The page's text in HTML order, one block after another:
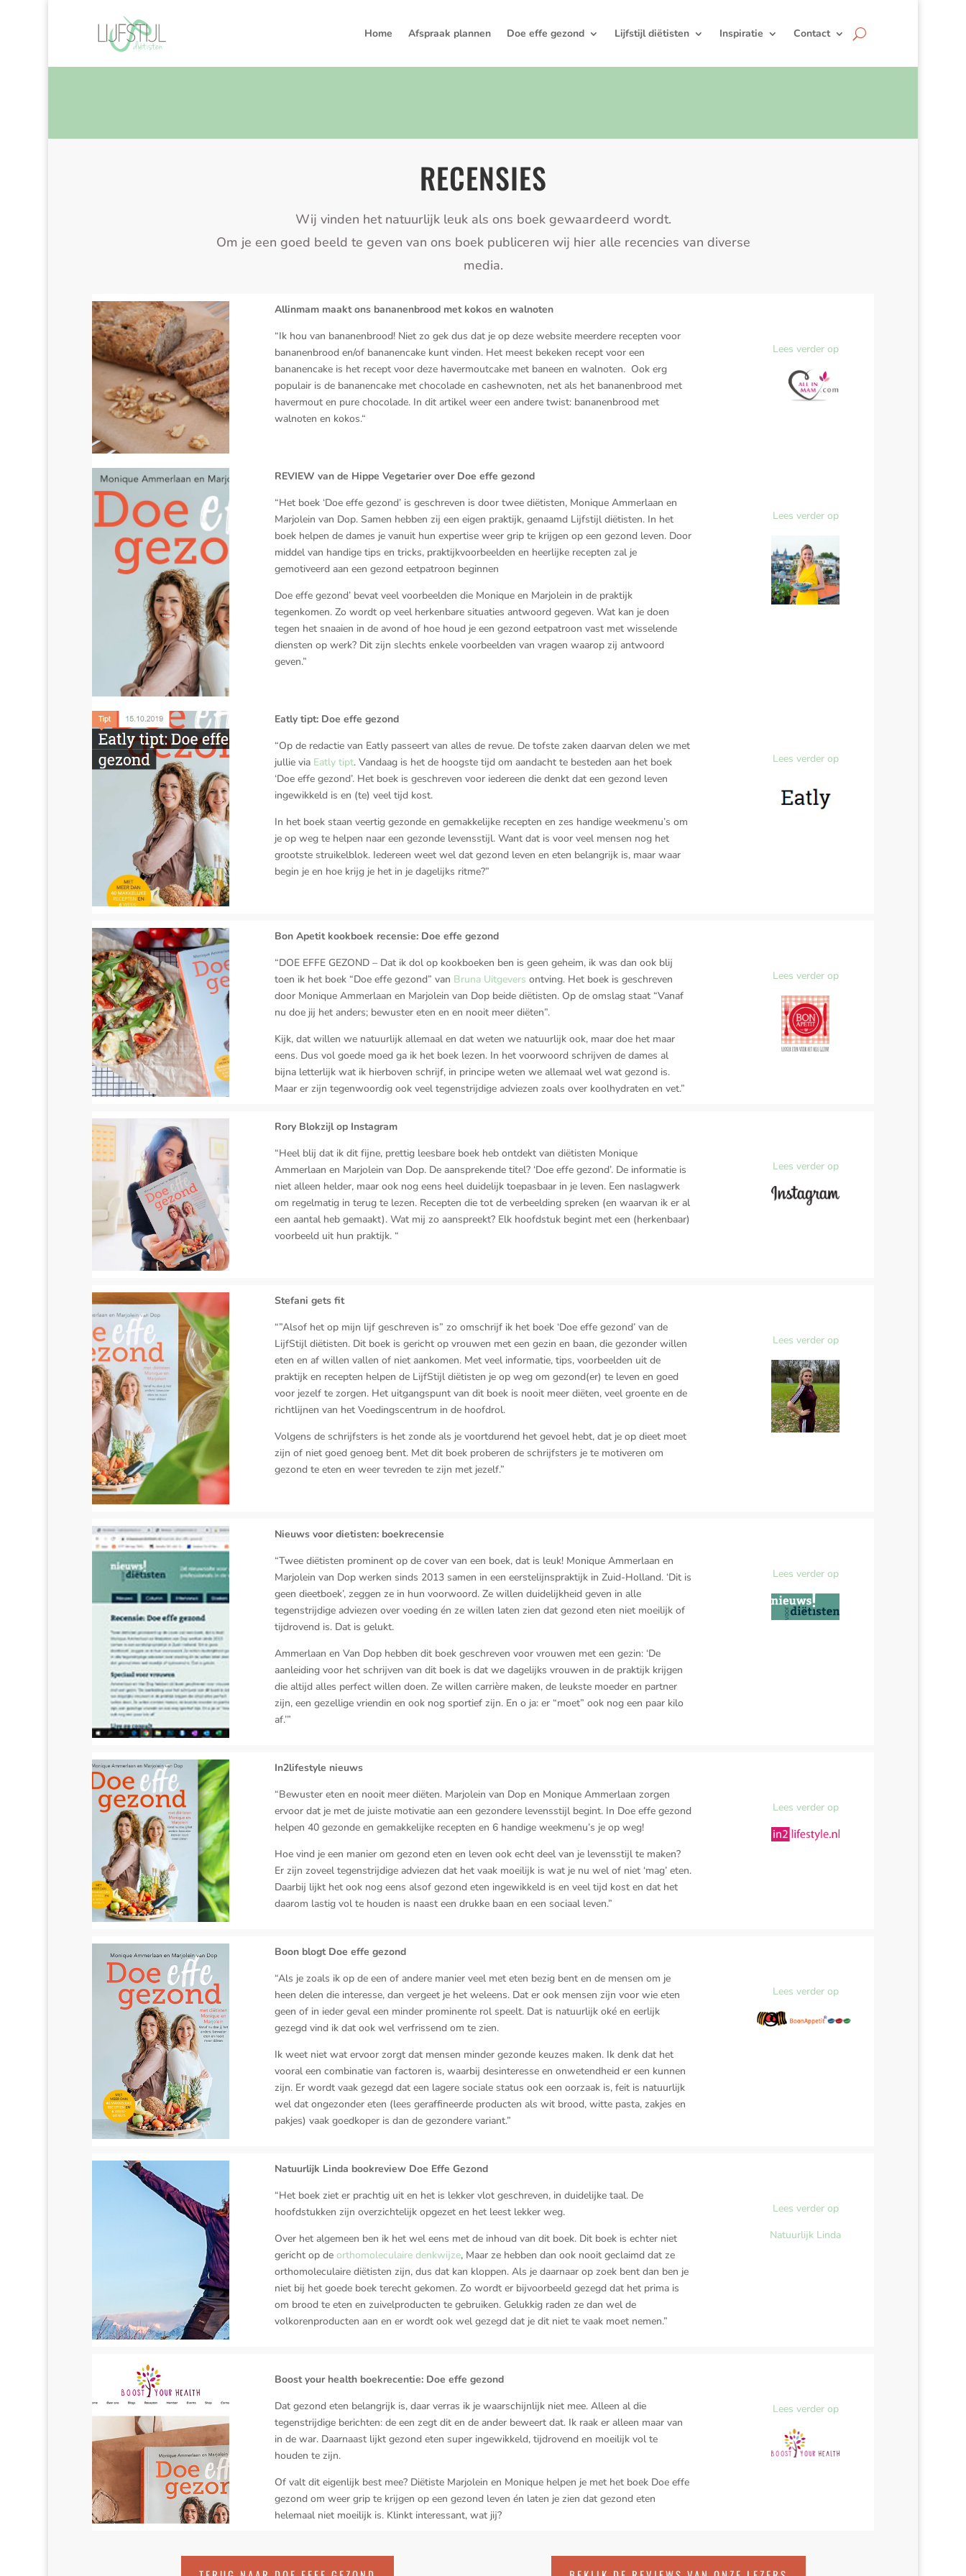
Home Afspraak plannen Doe effe gezond Lijfstijl diëtisten Inspiratie Contact
RECENSIES
Wij vinden het natuurlijk leuk als ons boek gewaardeerd wordt.
Om je een goed beeld te geven van ons boek publiceren wij hier alle recencies van diverse
media.
Allinmam maakt ons bananenbrood met kokos en walnoten
“Ik hou van bananenbrood! Niet zo gek dus dat je op deze website meerdere recepten voor
bananenbrood en/of bananencake kunt vinden. Het meest bekeken recept voor een
bananencake is het recept voor deze havermoutcake met baneen en walnoten. Ook erg
populair is de bananencake met chocolade en cashewnoten, net als het bananenbrood met
havermout en pure chocolade. In dit artikel weer een andere twist: bananenbrood met
walnoten en kokos.“
Lees verder op
REVIEW van de Hippe Vegetarier over Doe effe gezond
“Het boek ‘Doe effe gezond’ is geschreven is door twee diëtisten, Monique Ammerlaan en
Marjolein van Dop. Samen hebben zij een eigen praktijk, genaamd Lijfstijl diëtisten. In het
boek helpen de dames je vanuit hun expertise weer grip te krijgen op een gezond leven. Door
middel van handige tips en tricks, praktijkvoorbeelden en heerlijke recepten zal je
gemotiveerd aan een gezond eetpatroon beginnen
Doe effe gezond’ bevat veel voorbeelden die Monique en Marjolein in de praktijk
tegenkomen. Zo wordt op veel herkenbare situaties antwoord gegeven. Wat kan je doen
tegen het snaaien in de avond of hoe houd je een gezond eetpatroon vast met wisselende
diensten op werk? Dit zijn slechts enkele voorbeelden van vragen waarop zij antwoord
geven.”
Lees verder op
Eatly tipt: Doe effe gezond
“Op de redactie van Eatly passeert van alles de revue. De tofste zaken daarvan delen we met
jullie via Eatly tipt. Vandaag is het de hoogste tijd om aandacht te besteden aan het boek
‘Doe effe gezond’. Het boek is geschreven voor iedereen die denkt dat een gezond leven
ingewikkeld is en (te) veel tijd kost.
In het boek staan veertig gezonde en gemakkelijke recepten en zes handige weekmenu’s om
je op weg te helpen naar een gezonde levensstijl. Want dat is voor veel mensen nog het
grootste struikelblok. Iedereen weet wel dat gezond leven en eten belangrijk is, maar waar
begin je en hoe krijg je het in je dagelijks ritme?”
Lees verder op
Bon Apetit kookboek recensie: Doe effe gezond
“DOE EFFE GEZOND – Dat ik dol op kookboeken ben is geen geheim, ik was dan ook blij
toen ik het boek “Doe effe gezond” van Bruna Uitgevers ontving. Het boek is geschreven
door Monique Ammerlaan en Marjolein van Dop beide diëtisten. Op de omslag staat “Vanaf
nu doe jij het anders; bewuster eten en en nooit meer diëten”.
Kijk, dat willen we natuurlijk allemaal en dat weten we natuurlijk ook, maar doe het maar
eens. Dus vol goede moed ga ik het boek lezen. In het voorwoord schrijven de dames al
bijna letterlijk wat ik hierboven schrijf, in principe weten we allemaal wel wat gezond is.
Maar er zijn tegenwoordig ook veel tegenstrijdige adviezen zoals over koolhydraten en vet.”
Lees verder op
Rory Blokzijl op Instagram
“Heel blij dat ik dit fijne, prettig leesbare boek heb ontdekt van diëtisten Monique
Ammerlaan en Marjolein van Dop. De aansprekende titel? ‘Doe effe gezond’. De informatie is
niet alleen helder, maar ook nog eens heel duidelijk toepasbaar in je leven. Een naslagwerk
om regelmatig in terug te lezen. Recepten die tot de verbeelding spreken (en waarvan ik er al
een aantal heb gemaakt). Wat mij zo aanspreekt? Elk hoofdstuk begint met een (herkenbaar)
voorbeeld uit hun praktijk. “
Lees verder op
Stefani gets fit
“”Alsof het op mijn lijf geschreven is” zo omschrijf ik het boek ‘Doe effe gezond’ van de
LijfStijl diëtisten. Dit boek is gericht op vrouwen met een gezin en baan, die gezonder willen
eten en af willen vallen of niet aankomen. Met veel informatie, tips, voorbeelden uit de
praktijk en recepten helpen de LijfStijl diëtisten je op weg om gezond(er) te leven en goed
voor jezelf te zorgen. Het uitgangspunt van dit boek is nooit meer diëten, veel groente en de
richtlijnen van het Voedingscentrum in de hoofdrol.
Volgens de schrijfsters is het zonde als je voortdurend het gevoel hebt, dat je op dieet moet
zijn of niet goed genoeg bent. Met dit boek proberen de schrijfsters je te motiveren om
gezond te eten en weer tevreden te zijn met jezelf.”
Lees verder op
Nieuws voor dietisten: boekrecensie
“Twee diëtisten prominent op de cover van een boek, dat is leuk! Monique Ammerlaan en
Marjolein van Dop werken sinds 2013 samen in een eerstelijnspraktijk in Zuid-Holland. ‘Dit is
geen dieetboek’, zeggen ze in hun voorwoord. Ze willen duidelijkheid geven in alle
tegenstrijdige adviezen over voeding én ze willen laten zien dat gezond eten niet moeilijk of
tijdrovend is. Dat is gelukt.
Ammerlaan en Van Dop hebben dit boek geschreven voor vrouwen met een gezin: ‘De
aanleiding voor het schrijven van dit boek is dat we dagelijks vrouwen in de praktijk krijgen
die altijd alles perfect willen doen. Ze willen carrière maken, de leukste moeder en partner
zijn, een gezellige vriendin en ook nog sportief zijn. En o ja: er “moet” ook nog een paar kilo
af.’”
Lees verder op
In2lifestyle nieuws
“Bewuster eten en nooit meer diëten. Marjolein van Dop en Monique Ammerlaan zorgen
ervoor dat je met de juiste motivatie aan een gezondere levensstijl begint. In Doe effe gezond
helpen 40 gezonde en gemakkelijke recepten en 6 handige weekmenu’s je op weg!
Hoe vind je een manier om gezond eten en leven ook echt deel van je levensstijl te maken?
Er zijn zoveel tegenstrijdige adviezen dat het vaak moeilijk is wat je nu wel of niet ‘mag’ eten.
Daarbij lijkt het ook nog eens alsof gezond eten ingewikkeld is en veel tijd kost en dat het
daarom lastig vol te houden is naast een drukke baan en een sociaal leven.”
Lees verder op
Boon blogt Doe effe gezond
“Als je zoals ik op de een of andere manier veel met eten bezig bent en de mensen om je
heen delen die interesse, dan vergeet je het weleens. Dat er ook mensen zijn voor wie eten
geen of in ieder geval een minder prominente rol speelt. Dat is natuurlijk oké en eerlijk
gezegd vind ik dat ook wel verfrissend om te zien.
Ik weet niet wat ervoor zorgt dat mensen minder gezonde keuzes maken. Ik denk dat het
vooral een combinatie van factoren is, waarbij desinteresse en onwetendheid er een kunnen
zijn. Er wordt vaak gezegd dat een lagere sociale status ook een oorzaak is, feit is natuurlijk
wel dat ongezonder eten (lees geraffineerde producten als wit brood, witte pasta, zakjes en
pakjes) vaak goedkoper is dan de gezondere variant.”
Lees verder op
Natuurlijk Linda bookreview Doe Effe Gezond
“Het boek ziet er prachtig uit en het is lekker vlot geschreven, in duidelijke taal. De
hoofdstukken zijn overzichtelijk opgezet en het leest lekker weg.
Over het algemeen ben ik het wel eens met de inhoud van dit boek. Dit boek is echter niet
gericht op de orthomoleculaire denkwijze, Maar ze hebben dan ook nooit geclaimd dat ze
orthomoleculaire diëtisten zijn, dus dat kan kloppen. Als je daarnaar op zoek bent dan ben je
niet bij het goede boek terecht gekomen. Zo wordt er bijvoorbeeld gezegd dat het prima is
om brood te eten en zuivelproducten te gebruiken. Gelukkig raden ze dan wel de
volkorenproducten aan en er wordt ook wel gezegd dat je dit niet te vaak moet nemen.”
Lees verder op
Natuurlijk Linda
Boost your health boekrecentie: Doe effe gezond
Dat gezond eten belangrijk is, daar verras ik je waarschijnlijk niet mee. Alleen al die
tegenstrijdige berichten: de een zegt dit en de ander beweert dat. Ik raak er alleen maar van
in de war. Daarnaast lijkt gezond eten super ingewikkeld, tijdrovend en moeilijk vol te
houden te zijn.
Of valt dit eigenlijk best mee? Diëtiste Marjolein en Monique helpen je met het boek Doe effe
gezond om weer grip te krijgen op een gezond leven én laten je zien dat gezond eten
helemaal niet moeilijk is. Klinkt interessant, wat jij?
Lees verder op